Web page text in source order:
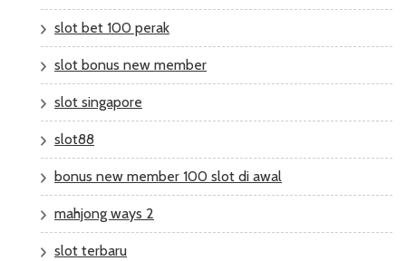
slot bet 100 perak
slot bonus new member
slot singapore
slot88
bonus new member 100 slot di awal
mahjong ways 2
slot terbaru